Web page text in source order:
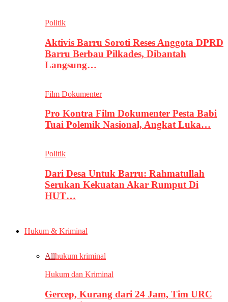
Politik
Aktivis Barru Soroti Reses Anggota DPRD
Barru Berbau Pilkades, Dibantah
Langsung…
Film Dokumenter
Pro Kontra Film Dokumenter Pesta Babi
Tuai Polemik Nasional, Angkat Luka…
Politik
Dari Desa Untuk Barru: Rahmatullah
Serukan Kekuatan Akar Rumput Di
HUT…
Hukum & Kriminal
Allhukum kriminal
Hukum dan Kriminal
Gercep, Kurang dari 24 Jam, Tim URC